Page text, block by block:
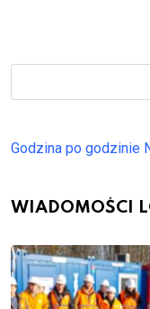
Godzina po godzinie
WIADOMOŚCI